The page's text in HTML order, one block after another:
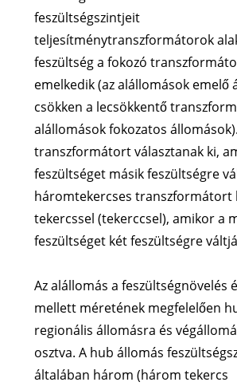
feszültségszintjeit
teljesítménytranszformátorok
feszültség a fokozó
emelkedik (az alállomások emelő
csökken a lecsökkentő
alállomások fokozatos
transzformátort választanak ki,
feszültséget másik feszültségre
háromtekercses transzformátort
tekercssel (tekerccsel), amikor a
feszültséget két feszültségre
Az alállomás a feszültségnövelés
mellett méretének megfelelően
regionális állomásra és
osztva. A hub állomás
általában három (három tekercs